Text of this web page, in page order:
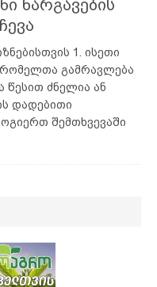
ნარგავების
1. ისეთი
რომელთა გამრავლება
წესით ძნელია ან
დადებითი
შემთხვევაში